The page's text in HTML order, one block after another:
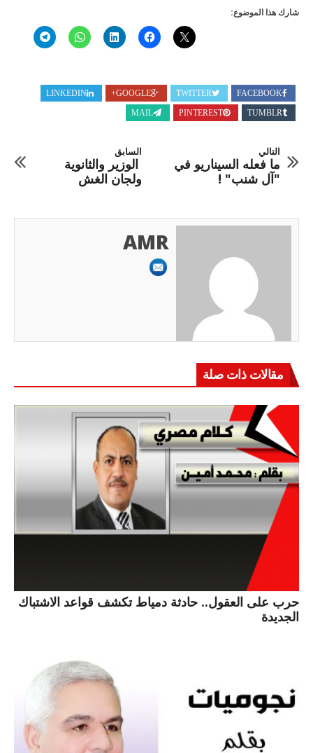
شارك هذا الموضوع:
FACEBOOK
TWITTER
GOOGLE+
LINKEDIN
TUMBLR
PINTEREST
MAIL
السابق
الوزير والثانوية
ولجان الغش
التالي
ما فعله السيناريو في
"آل شنب" !
AMR
مقالات ذات صلة
حرب على العقول.. حادثة دمياط تكشف قواعد الاشتباك
الجديدة